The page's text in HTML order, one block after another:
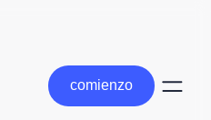
comienzo
comienzo